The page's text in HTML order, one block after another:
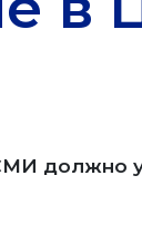
должно